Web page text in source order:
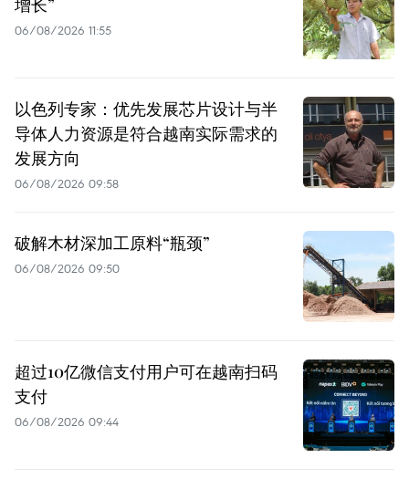
增长”
06/08/2026 11:55
以色列专家：优先发展芯片设计与半
导体人力资源是符合越南实际需求的
发展方向
06/08/2026 09:58
破解木材深加工原料“瓶颈”
06/08/2026 09:50
超过10亿微信支付用户可在越南扫码
支付
06/08/2026 09:44